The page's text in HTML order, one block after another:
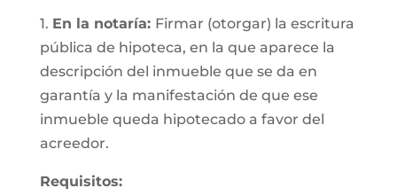
1. En la notaría: Firmar (otorgar) la escritura
pública de hipoteca, en la que aparece la
descripción del inmueble que se da en
garantía y la manifestación de que ese
inmueble queda hipotecado a favor del
acreedor.
Requisitos: